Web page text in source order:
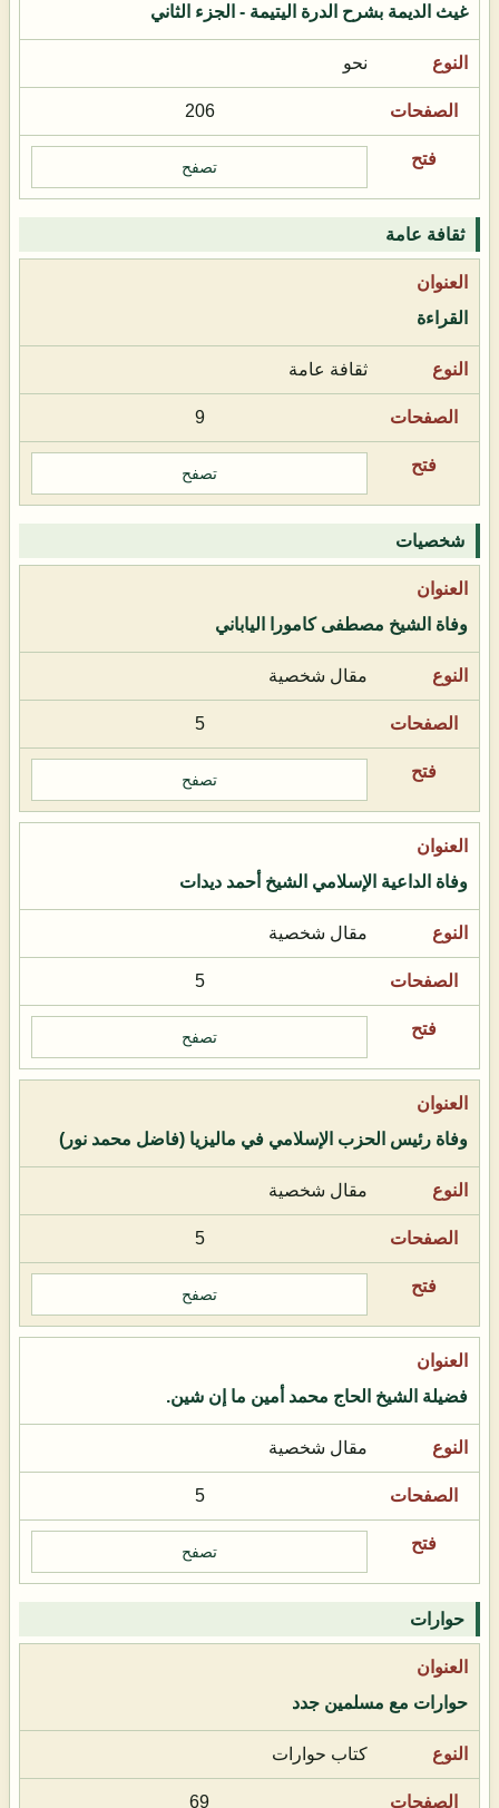
غيث الديمة بشرح الدرة اليتيمة - الجزء الثاني
نحو
206
تصفح
ثقافة عامة
القراءة
ثقافة عامة
9
تصفح
شخصيات
وفاة الشيخ مصطفى كامورا الياباني
مقال شخصية
5
تصفح
وفاة الداعية الإسلامي الشيخ أحمد ديدات
مقال شخصية
5
تصفح
وفاة رئيس الحزب الإسلامي في ماليزيا (فاضل محمد نور)
مقال شخصية
5
تصفح
فضيلة الشيخ الحاج محمد أمين ما إن شين.
مقال شخصية
5
تصفح
حوارات
حوارات مع مسلمين جدد
كتاب حوارات
69